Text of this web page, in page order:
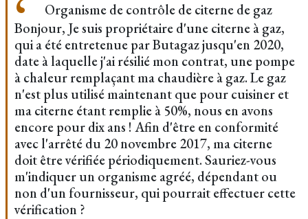
Organisme de contrôle de citerne de gaz
Bonjour, Je suis propriétaire d'une citerne à gaz,
qui a été entretenue par Butagaz jusqu'en 2020,
date à laquelle j'ai résilié mon contrat, une pompe
à chaleur remplaçant ma chaudière à gaz. Le gaz
n'est plus utilisé maintenant que pour cuisiner et
ma citerne étant remplie à 50%, nous en avons
encore pour dix ans ! Afin d'être en conformité
avec l'arrêté du 20 novembre 2017, ma citerne
doit être vérifiée périodiquement. Sauriez-vous
m'indiquer un organisme agréé, dépendant ou
non d'un fournisseur, qui pourrait effectuer cette
vérification ?